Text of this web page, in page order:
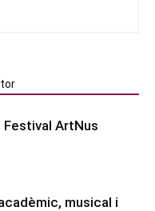
Festival ArtNus
musical i